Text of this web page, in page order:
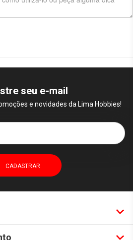
seu e-mail
e novidades da Lima Hobbies!